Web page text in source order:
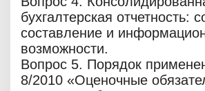
бухгалтерская отчетность:
составление и
возможности.
Вопрос 5. Порядок
8/2010 «Оценочные